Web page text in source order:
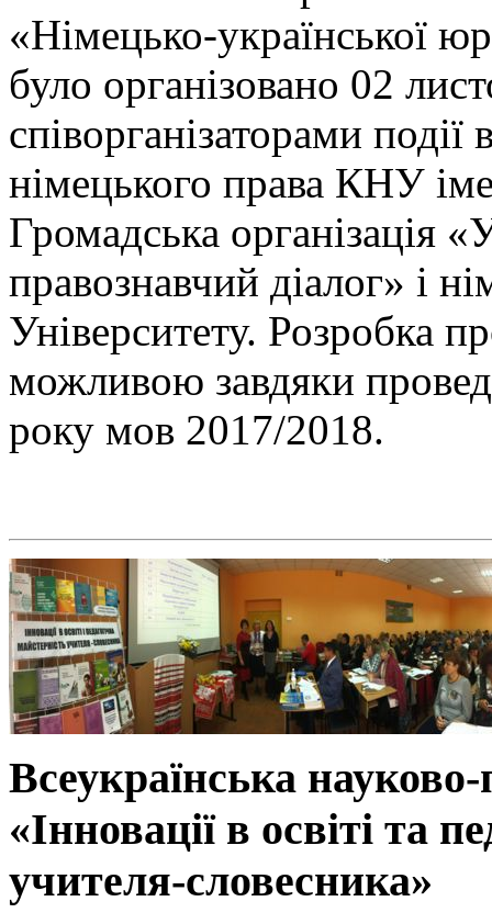
«Німецько-української
було організовано 02
співорганізаторами
німецького права КНУ
Громадська організація
правознавчий діалог» і
Університету. Розробка
можливою завдяки
року мов 2017/2018.
Всеукраїнська
«Інновації в освіті та
учителя-словесника»